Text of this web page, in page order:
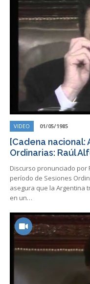
VIDEO 01/05/1985
[Cadena
Ordinarias: Raúl
Discurso pronunciado por
período de Sesiones
asegura que la Argentina
en un…